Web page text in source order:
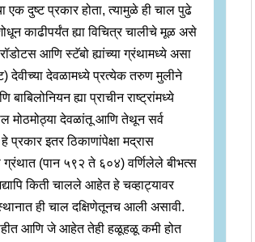
एक दुष्ट प्रकार होता, त्यामुळे ही चाल पुढे
काढीपर्यंत ह्या विचित्र चालीचे मूळ असे
आणि स्टॅबो ह्यांच्या ग्रंथामध्ये असा
देवीच्या देवळामध्ये प्रत्येक तरुण मुलीने
ह्या प्राचीन राष्ट्रांमध्ये
मोठमोठ्या देवळांतू आणि तेथून सर्व
इतर ठिकाणांपेक्षा मद्रास
(पान ५९२ ते ६०४) वर्णिलेले बीभत्स
किती चालले आहेत हे चव्हाट्यावर
ही चाल दक्षिणेतूनच आली असावी.
आणि जे आहेत तेही हळूहळू कमी होत